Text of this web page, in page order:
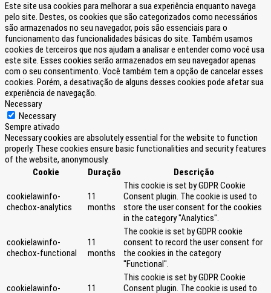
Este site usa cookies para melhorar a sua experiência enquanto navega
pelo site. Destes, os cookies que são categorizados como necessários
são armazenados no seu navegador, pois são essenciais para o
funcionamento das funcionalidades básicas do site. Também usamos
cookies de terceiros que nos ajudam a analisar e entender como você usa
este site. Esses cookies serão armazenados em seu navegador apenas
com o seu consentimento. Você também tem a opção de cancelar esses
cookies. Porém, a desativação de alguns desses cookies pode afetar sua
experiência de navegação.
Necessary
Necessary
Sempre ativado
Necessary cookies are absolutely essential for the website to function
properly. These cookies ensure basic functionalities and security features
of the website, anonymously.
Cookie
Duração Descrição
cookielawinfo-
checbox-analytics
11
months
This cookie is set by GDPR Cookie
Consent plugin. The cookie is used to
store the user consent for the cookies
in the category "Analytics".
cookielawinfo-
checbox-functional
11
months
The cookie is set by GDPR cookie
consent to record the user consent for
the cookies in the category
"Functional".
cookielawinfo-
11
This cookie is set by GDPR Cookie
Consent plugin. The cookie is used to